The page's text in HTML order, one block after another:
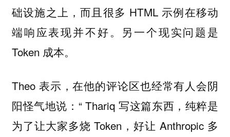
础设施之上，而且很多 HTML 示例在移动
端响应表现并不好。另一个现实问题是
Token 成本。
Theo 表示，在他的评论区也经常有人会阴
阳怪气地说：“ Thariq 写这篇东西，纯粹是
为了让大家多烧 Token，好让 Anthropic 多